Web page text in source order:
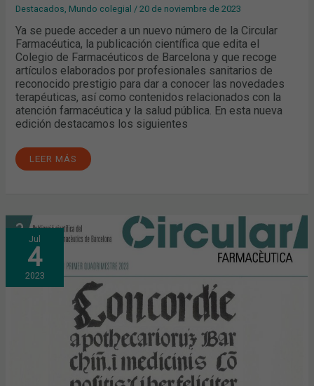
Destacados Mundo colegial /20 de noviembre de 2023
Ya se puede acceder a un nuevo número de la Circular
Farmacéutica, la publicación científica que edita el
Colegio de Farmacéuticos de Barcelona y que recoge
artículos elaborados por profesionales sanitarios de
reconocido prestigio para dar a conocer las novedades
terapéuticas, así como contenidos relacionados con la
atención farmacéutica y la salud pública. En esta nueva
edición destacamos los siguientes
LEER MÁS
Jul
4
2023
CIRCULAR
FARMACÉUTICA:
YA
DISPONIBLE
LA
EDICIÓN
DEL
CUATRIMESTRE